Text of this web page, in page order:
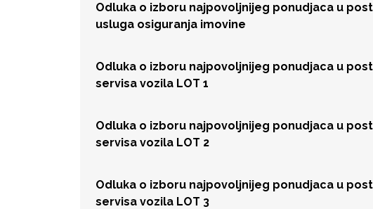
Odluka o izboru najpovoljnijeg ponudjaca u
usluga osiguranja imovine
Odluka o izboru najpovoljnijeg ponudjaca u
servisa vozila LOT 1
Odluka o izboru najpovoljnijeg ponudjaca u
servisa vozila LOT 2
Odluka o izboru najpovoljnijeg ponudjaca u
servisa vozila LOT 3